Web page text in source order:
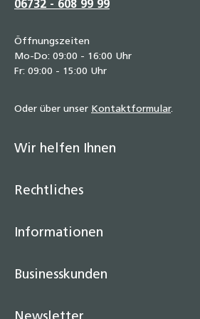
06732 - 608 99 99
Öffnungszeiten
Mo-Do: 09:00 - 16:00 Uhr
Fr: 09:00 - 15:00 Uhr
Oder über unser Kontaktformular.
Wir helfen Ihnen
Rechtliches
Informationen
Businesskunden